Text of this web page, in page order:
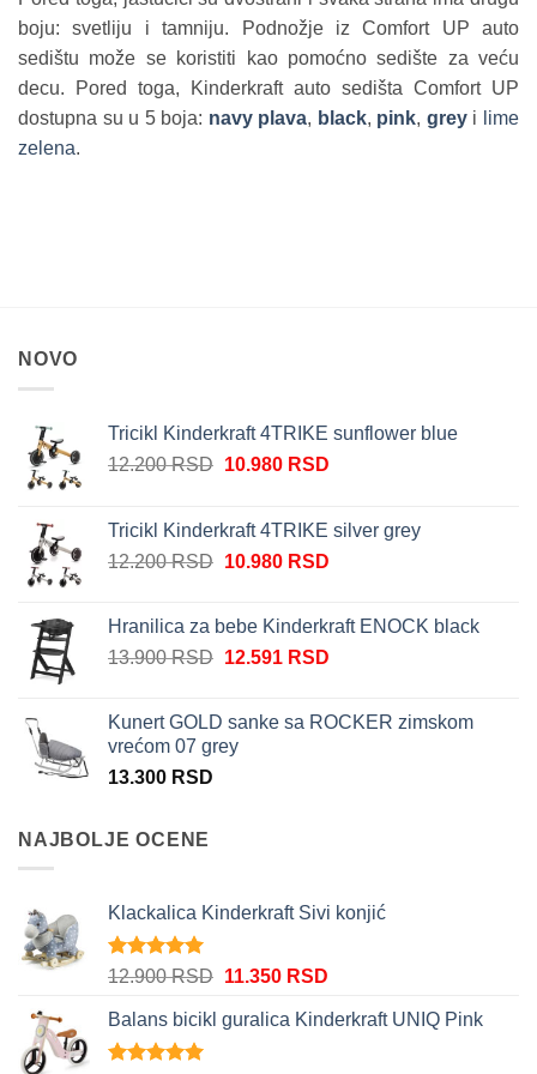
boju: svetliju i tamniju. Podnožje iz Comfort UP auto
sedištu može se koristiti kao pomoćno sedište za veću
decu. Pored toga, Kinderkraft auto sedišta Comfort UP
dostupna su u 5 boja: navy plava, black, pink, greyi
lime
zelena.
NOVO
Tricikl Kinderkraft 4TRIKE sunflower blue
12.200RSD Originalna
bila:
12.200 RSD.
10.980 RSDTrenutna
10.980 RSD.
Tricikl Kinderkraft 4TRIKE silver grey
12.200RSD Originalna
bila:
12.200 RSD.
10.980 RSDTrenutna
10.980 RSD.
Hranilica za bebe Kinderkraft ENOCK black
13.900RSD Originalna
bila:
13.900 RSD.
12.591 RSDTrenutna
12.591 RSD.
Kunert GOLD sanke sa ROCKER zimskom
vrećom 07 grey
13.300 RSD
NAJBOLJE OCENE
Klackalica Kinderkraft Sivi konjić
Ocenjeno
12.900RSD Originalna
je
11.350 RSDTrenutna
je:
Balans bicikl guralica Kinderkraft UNIQ Pink